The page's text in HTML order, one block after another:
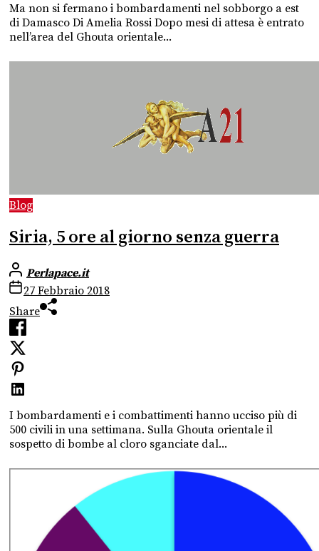
Ma non si fermano i bombardamenti nel sobborgo a est
di Damasco Di Amelia Rossi Dopo mesi di attesa è entrato
nell’area del Ghouta orientale...
Blog
Siria, 5 ore al giorno senza guerra
Perlapace.it
27 Febbraio 2018
Share
I bombardamenti e i combattimenti hanno ucciso più di
500 civili in una settimana. Sulla Ghouta orientale il
sospetto di bombe al cloro sganciate dal...